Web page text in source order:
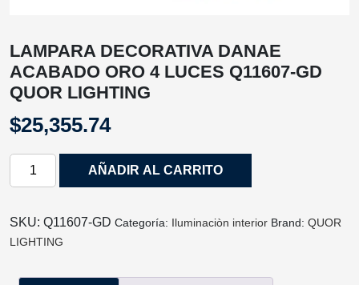
LAMPARA DECORATIVA DANAE
ACABADO ORO 4 LUCES Q11607-GD
QUOR LIGHTING
$25,355.74
LAMPARA
ACABADO
ORO
LUCES
AÑADIR AL CARRITO
SKU: Q11607-GD Categoría: Iluminaciòn interior Brand: QUOR
LIGHTING